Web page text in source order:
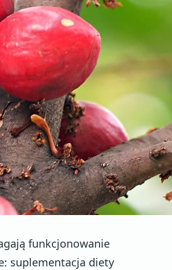
funkcjonowanie
suplementacja diety